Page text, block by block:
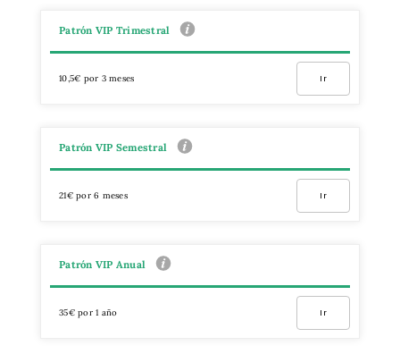
Patrón VIP Trimestral
10,5€ por 3 meses Ir
Patrón VIP Semestral
21€ por 6 meses Ir
Patrón VIP Anual
35€ por 1 año Ir